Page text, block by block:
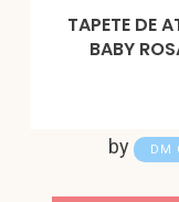
TAPETE DE
BABY
by DM